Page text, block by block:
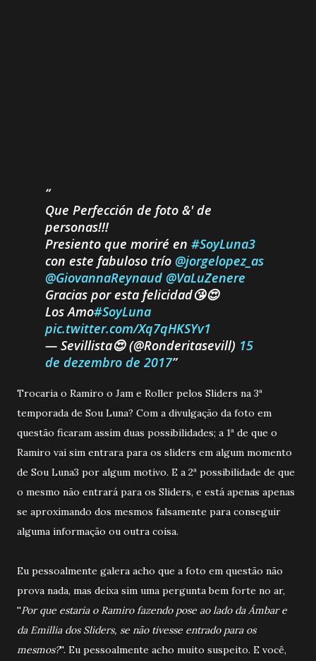
Que Perfección de foto &' de
personas!!!
Presiento que moriré en #SoyLuna3
con este fabuloso trío @jorgelopez_as
@GiovannaReynaud @VaLuZenere
Gracias por esta felicidad😘😍
Los Amo#SoyLuna
pic.twitter.com/Xq7qHKSYv1
— Sevillista😍 (@Ronderitasevill) 15
de dezembro de 2017
Trocaria o Ramiro o Jam e Roller pelos Sliders na 3ª
temporada de Sou Luna? Com a divulgação da foto em
questão ficaram assim duas possibilidades; a 1ª de que o
Ramiro vai sim entrara para os sliders em algum momento
de Sou Luna3 por algum motivo. E a 2ª possibilidade de que
o mesmo não entrará para os Sliders, e está apenas apenas
se aproximando dos mesmos falsamente para conseguir
alguma informação ou outra coisa.
Eu pessoalmente galera acho que a foto em questão não
prova nada, mas deixa sim uma pergunta bem forte no ar,
''Por que estaria o Ramiro fazendo pose ao lado da Ámbar e
da Emillia dos Sliders, se não tivesse entrado para os
mesmos?''. Eu pessoalmente acho muito suspeito. E você,